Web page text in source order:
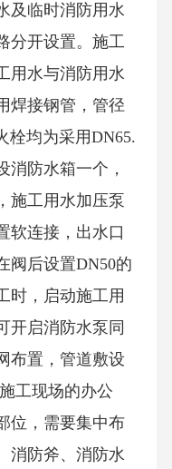
及临时消防用水
分开设置。施工
用水与消防用水
焊接钢管，管径
栓均为采用DN65.
消防水箱一个，
施工用水加压泵
软连接，出水口
阀后设置DN50的
时，启动施工用
开启消防水泵同
布置，管道敷设
工现场的办公
位，需要集中布
消防斧、消防水